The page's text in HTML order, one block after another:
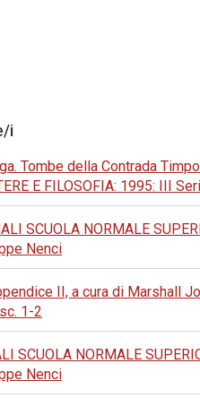
i
Tombe della Contrada
E FILOSOFIA: 1995: III
SCUOLA NORMALE
Nenci
II, a cura di Marshall
1-2
SCUOLA NORMALE
Nenci